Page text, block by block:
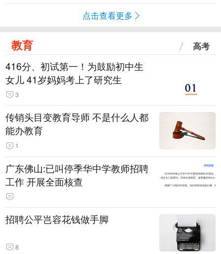
点击查看更多
教育 高考
416分、初试第一！为鼓励初中生
女儿 41岁妈妈考上了研究生
3
传销头目变教育导师 不是什么人都
能办教育
1
广东佛山:已叫停季华中学教师招聘
工作 开展全面核查
招聘公平岂容花钱做手脚
8